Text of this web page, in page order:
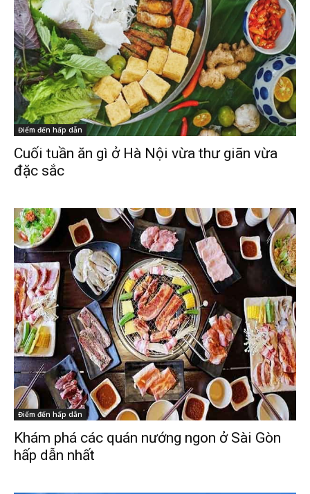
Điểm đến hấp dẫn
Cuối tuần ăn gì ở Hà Nội vừa thư giãn vừa
đặc sắc
Điểm đến hấp dẫn
Khám phá các quán nướng ngon ở Sài Gòn
hấp dẫn nhất